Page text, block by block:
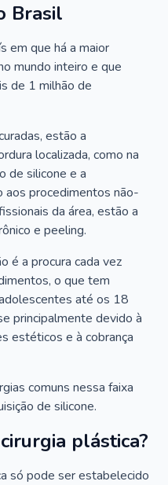
Brasil
em que há a maior
mundo inteiro e que
de 1 milhão de
estão a
localizada, como na
de silicone e a
aos procedimentos não-
da área, estão a
e peeling.
é a procura cada vez
o que tem
até os 18
principalmente devido à
estéticos e à cobrança
comuns nessa faixa
de silicone.
plástica?
só pode ser estabelecido